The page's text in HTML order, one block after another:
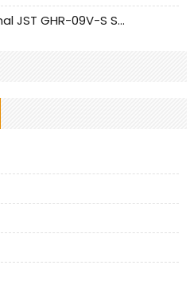
JST-Stecker - Bietet Original JST GHR-09V-S Stecker und Ersatzteile an